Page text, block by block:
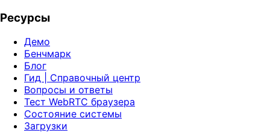
Ресурсы
Демо
Бенчмарк
Блог
Гид | Справочный центр
Вопросы и ответы
Тест WebRTC браузера
Состояние системы
Загрузки